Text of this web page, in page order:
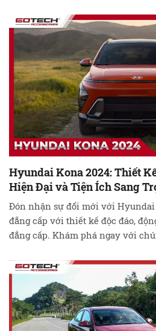
những tính năng hiện …Đọc tiếp
Hyundai Kona 2024: Thiết
Hiện Đại và Tiện Ích Sang
Đón nhận sự đổi mới với Hyundai
đẳng cấp với thiết kế độc đáo,
đẳng cấp. Khám phá ngay với
Kona 2024: Hành Trình Ra Mắt